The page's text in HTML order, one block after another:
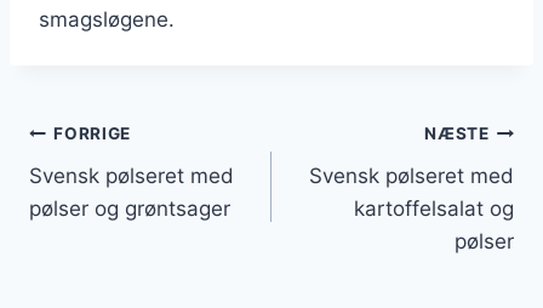
smagsløgene.
Indlægsnavigation
FORRIGE
Svensk pølseret med
pølser og grøntsager
NÆSTE
Svensk pølseret med
kartoffelsalat og
pølser